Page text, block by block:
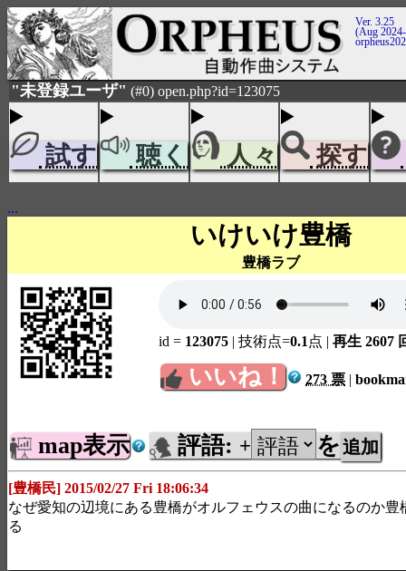
Ver. 3.25
(Aug
"未登録ユーザ" (#0) open.php?id=123075
試す 聴く 人々 探す
...
いけいけ豊橋
豊橋ラブ
id = 123075 | 技術点=0.1 点 | 再生 2607
いいね！ 273 票 |
map表示 評語: + を
[豊橋民] 2015/02/27 Fri 18:06:34
なぜ愛知の辺境にある豊橋がオルフェウスの曲になるのか豊
る